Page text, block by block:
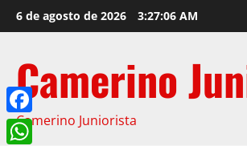
Saltar
al
6 de agosto de 2026 3:27:07 AM
Camerino
Camerino Juniorista
Facebook